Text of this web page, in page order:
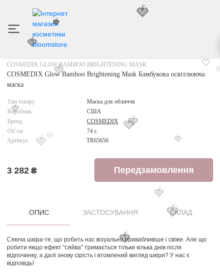
ІНТЕРНЕТ МАГАЗИН КОСМЕТИКИ
COSMEDIX GLOW BAMBOO BRIGHTENING MASK
COSMEDIX Glow Bamboo Brightening Mask Бамбукова освітлююча
маска
Тип товару
Маска для обличчя
Виробник
США
Бренд
COSMEDIX
Об`єм
74 г.
Артикул
TR65656
3 282 ₴ Передзамовлення
ОПИС ЗАСТОСУВАННЯ СКЛАД
Сяюча шкіра-те, що робить нас візуально привабливіше і свіже. Але що
робити якщо ефект "сяйва" тримається тільки кілька днів після
відпочинку, а далі знову сірість і втомлений вигляд шкіри? У нас є
відповідь!
🍓
🍓
🍓
🍓
🍓
🍓
🍓
🍓
🍓
🍓
🍓
🍓
🍓